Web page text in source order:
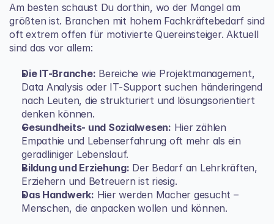
Am besten schaust Du dorthin, wo der Mangel am
größten ist. Branchen mit hohem Fachkräftebedarf sind
oft extrem offen für motivierte Quereinsteiger. Aktuell
sind das vor allem:
Die IT-Branche: Bereiche wie Projektmanagement,
Data Analysis oder IT-Support suchen händeringend
nach Leuten, die strukturiert und lösungsorientiert
denken können.
Gesundheits- und Sozialwesen: Hier zählen
Empathie und Lebenserfahrung oft mehr als ein
geradliniger Lebenslauf.
Bildung und Erziehung: Der Bedarf an Lehrkräften,
Erziehern und Betreuern ist riesig.
Das Handwerk: Hier werden Macher gesucht –
Menschen, die anpacken wollen und können.